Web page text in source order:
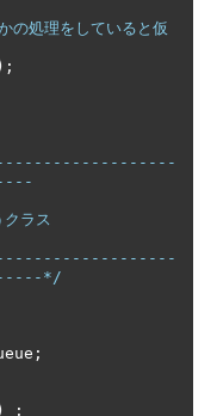
の処理をしていると仮
);
*/
;
)
: